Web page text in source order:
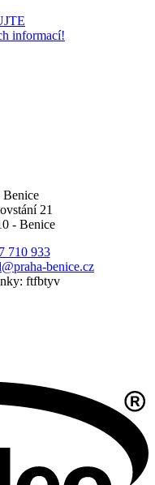
informací!
Benice
21
- Benice
710 933
benice.cz
ftfbtyv